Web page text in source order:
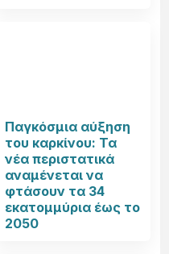
Παγκόσμια αύξηση
του καρκίνου: Τα
νέα περιστατικά
αναμένεται να
φτάσουν τα 34
εκατομμύρια έως το
2050